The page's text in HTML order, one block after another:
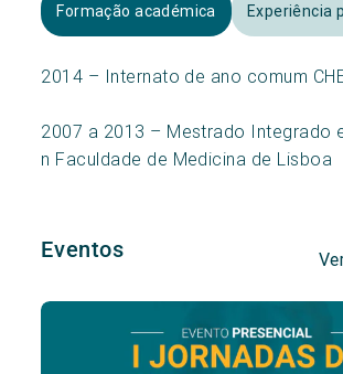
Formação académica Experiência
2014 – Internato de ano comum
2007 a 2013 – Mestrado Integrado
n Faculdade de Medicina de Lisboa
Eventos